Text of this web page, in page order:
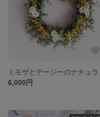
6,000円